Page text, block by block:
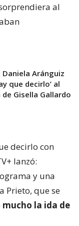
al
Aránguiz
que decirlo’ al
Gisella Gallardo
decirlo con
lanzó:
y una
Prieto, que se
la ida de